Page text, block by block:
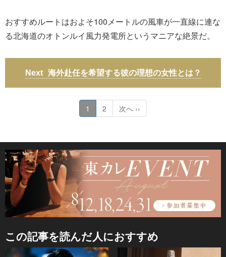
おすすめルートはおよそ100メートルの風車が一直線に連な
る北海道のオトンルイ風力発電所というマニアな絶景だ。
海外赴任を希望する彼の理想の女性とは？
1 2 次へ ››
この記事を読んだ人におすすめ